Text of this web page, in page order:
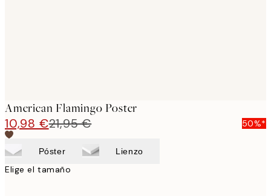
American Flamingo Poster
10,98 €21,95 € 50%*
Póster Lienzo
Elige el tamaño